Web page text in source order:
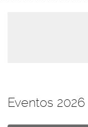
Eventos 2026